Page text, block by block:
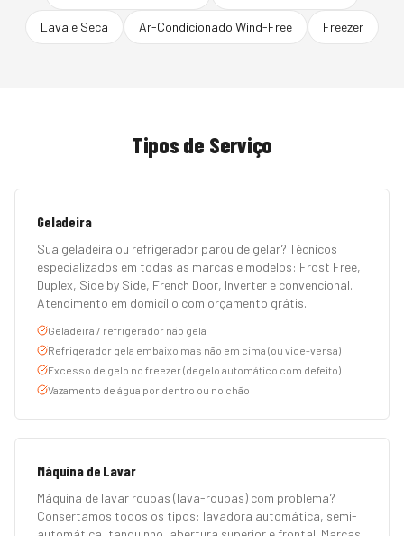
Lava e Seca Ar-Condicionado Wind-Free Freezer
Tipos de Serviço
Geladeira
Sua geladeira ou refrigerador parou de gelar? Técnicos
especializados em todas as marcas e modelos: Frost Free,
Duplex, Side by Side, French Door, Inverter e convencional.
Atendimento em domicílio com orçamento grátis.
Geladeira / refrigerador não gela
Refrigerador gela embaixo mas não em cima (ou vice-versa)
Excesso de gelo no freezer (degelo automático com defeito)
Vazamento de água por dentro ou no chão
Máquina de Lavar
Máquina de lavar roupas (lava-roupas) com problema?
Consertamos todos os tipos: lavadora automática, semi-